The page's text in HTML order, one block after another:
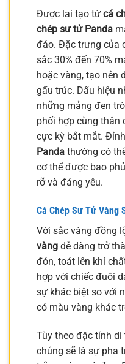
Được lai tạo từ cá
chép sư tử Panda
đáo. Đặc trưng của
sắc 30% đến 70%
hoặc vàng, tạo nên
gấu trúc. Dấu hiệu
những mảng đen
phối hợp cùng thân
cực kỳ bắt mắt.
Panda thường có
cơ thể được bao
rỡ và đáng yêu.
Cá Chép Sư Tử Vàng
Với sắc vàng đồng
vàng dễ dàng trở
đón, toát lên khí
hợp với chiếc đuôi
sự khác biệt so với
có màu vàng khác
Tùy theo đặc tính
chúng sẽ là sự pha